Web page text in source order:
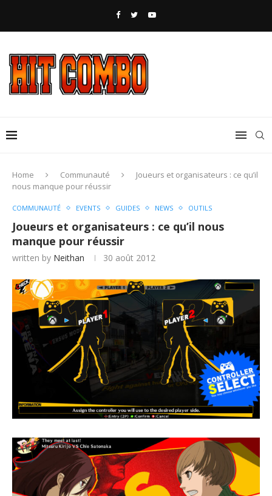
Home Communauté
Joueurs et organisateurs : ce qu’il
nous manque pour réussir
COMMUNAUTÉ EVENTS GUIDES NEWS OUTILS
Joueurs et organisateurs : ce qu’il nous
manque pour réussir
written by Neithan 30 août 2012